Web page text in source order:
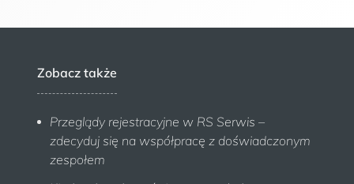
Zobacz także
Przeglądy rejestracyjne w RS Serwis –
zdecyduj się na współpracę z doświadczonym
zespołem